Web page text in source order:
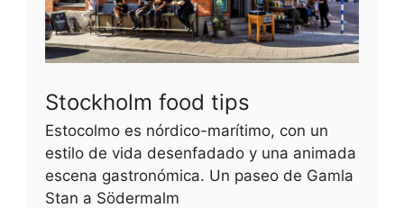
Stockholm food tips
Estocolmo es nórdico-marítimo, con un
estilo de vida desenfadado y una animada
escena gastronómica. Un paseo de Gamla
Stan a Södermalm